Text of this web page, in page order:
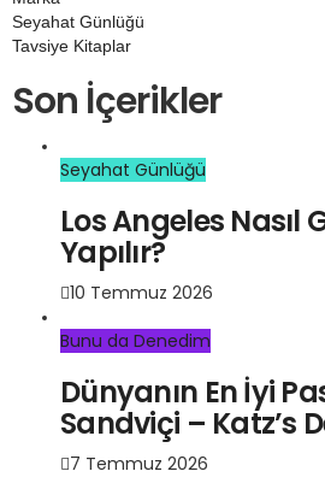
Seyahat Günlüğü
Tavsiye Kitaplar
Son İçerikler
Seyahat Günlüğü
Los Angeles Nasıl
Yapılır?
10 Temmuz 2026
Bunu da Denedim
Dünyanın En İyi
Sandviçi – Katz’s
7 Temmuz 2026